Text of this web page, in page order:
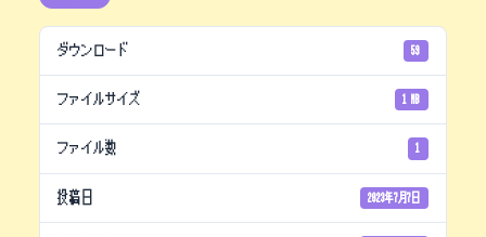
ダウンロード 59
ファイルサイズ 1 MB
ファイル数 1
投稿日 2023年7月7日